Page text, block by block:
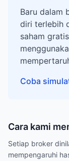
Baru dalam
diri terlebih
saham
Coba
Cara kami
Setiap broker
mempengaruhi